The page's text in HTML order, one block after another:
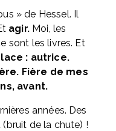
» de Hessel. Il
agir. Moi, les
sont les livres. Et
: autrice.
Fière de mes
avant.
années. Des
de la chute) !